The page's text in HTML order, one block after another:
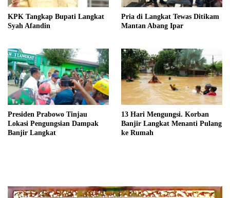
KPK Tangkap Bupati Langkat
Syah Afandin
Pria di Langkat Tewas Ditikam
Mantan Abang Ipar
Presiden Prabowo Tinjau
Lokasi Pengungsian Dampak
Banjir Langkat
13 Hari Mengungsi. Korban
Banjir Langkat Menanti Pulang
ke Rumah